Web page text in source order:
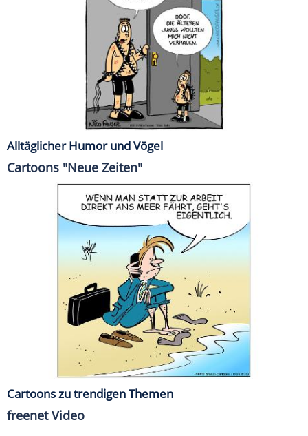
Alltäglicher Humor und Vögel
Cartoons "Neue Zeiten"
Cartoons zu trendigen Themen
freenet Video